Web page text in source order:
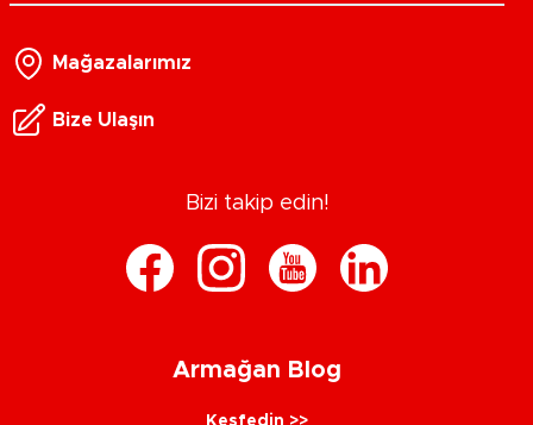
Mağazalarımız
Bize Ulaşın
Bizi takip edin!
Armağan Blog
Keşfedin >>